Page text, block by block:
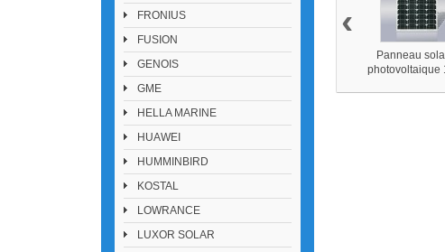
FRONIUS
FUSION
GENOIS
GME
HELLA MARINE
HUAWEI
HUMMINBIRD
KOSTAL
LOWRANCE
LUXOR SOLAR
Panneau
photovoltaique
‹